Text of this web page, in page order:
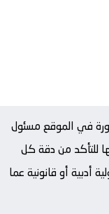
في الموقع مسئول
للتأكد من دقة كل
أدبية أو قانونية عما